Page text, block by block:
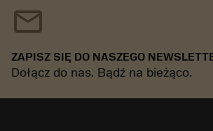
mail
ZAPISZ SIĘ DO NASZEGO
Dołącz do nas. Bądź na bieżąco.